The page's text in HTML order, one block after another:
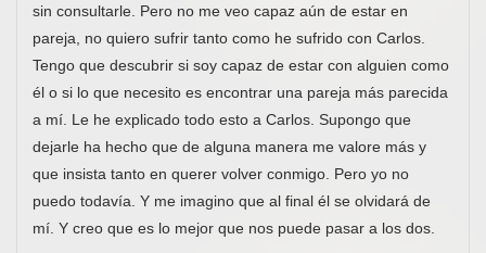
sin consultarle. Pero no me veo capaz aún de estar en
pareja, no quiero sufrir tanto como he sufrido con Carlos.
Tengo que descubrir si soy capaz de estar con alguien como
él o si lo que necesito es encontrar una pareja más parecida
a mí. Le he explicado todo esto a Carlos. Supongo que
dejarle ha hecho que de alguna manera me valore más y
que insista tanto en querer volver conmigo. Pero yo no
puedo todavía. Y me imagino que al final él se olvidará de
mí. Y creo que es lo mejor que nos puede pasar a los dos.